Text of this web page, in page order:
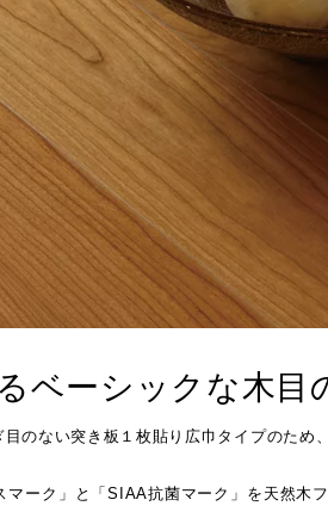
泊施設向け メッセージホテル
保育施設向け メッセージキッズ
齢者施設向け メッセージケア
ベーシックな木目
のない突き板１枚貼り広巾タイプのため
ーク」と「SIAA抗菌マーク」を天然木